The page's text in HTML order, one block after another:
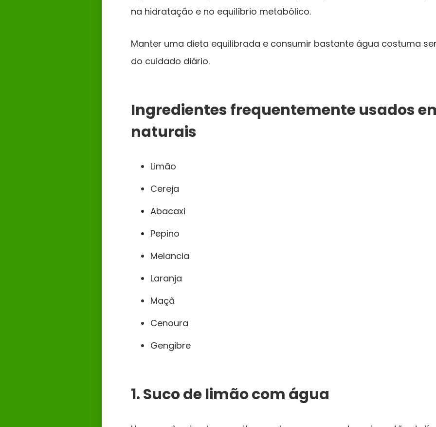
na hidratação e no equilíbrio metabólico.
Manter uma dieta equilibrada e consumir bastante água costuma
do cuidado diário.
Ingredientes frequentemente usados
naturais
Limão
Cereja
Abacaxi
Pepino
Melancia
Laranja
Maçã
Cenoura
Gengibre
1. Suco de limão com água